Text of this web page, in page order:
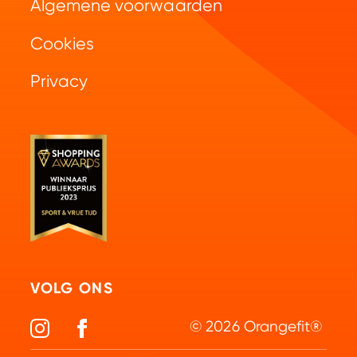
Maaltijdshakes
Green Juice
Elektrolyten
Vitamines & Mineralen
Voedingsadvies
Contact
Veelgestelde vragen
Betaalmogelijkheden
Partner worden
Algemene voorwaarden
Cookies
Privacy
VOLG ONS
© 2026 Orangefit®